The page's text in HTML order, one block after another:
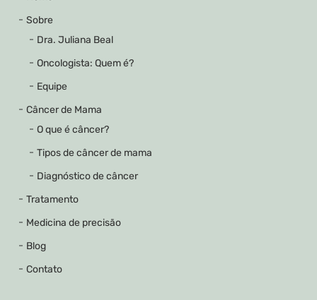
Sobre
Dra. Juliana Beal
Oncologista: Quem é?
Equipe
Câncer de Mama
O que é câncer?
Tipos de câncer de mama
Diagnóstico de câncer
Tratamento
Medicina de precisão
Blog
Contato